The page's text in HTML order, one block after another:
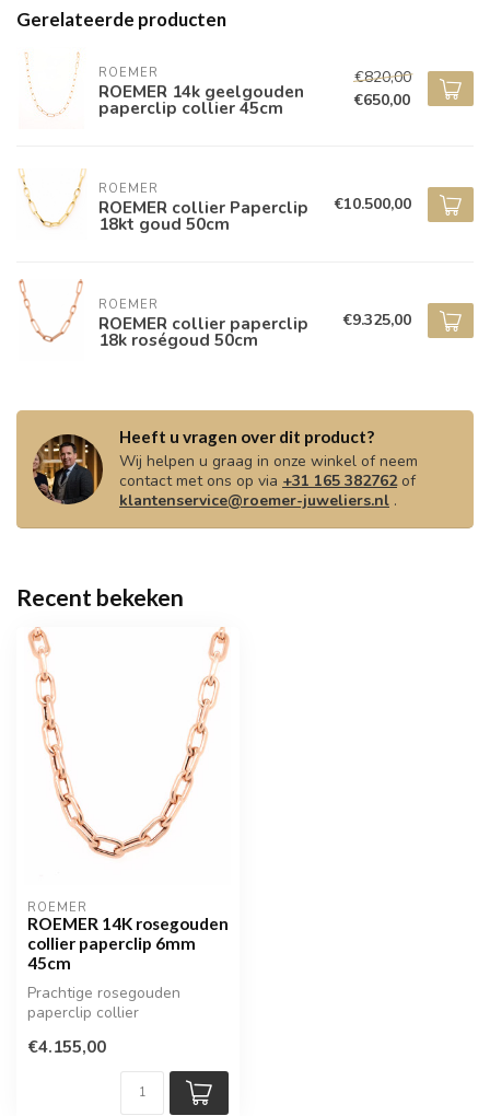
Gerelateerde producten
ROEMER
ROEMER 14k geelgouden
paperclip collier 45cm
€820,00
€650,00
ROEMER
ROEMER collier Paperclip
18kt goud 50cm
€10.500,00
ROEMER
ROEMER collier paperclip
18k roségoud 50cm
€9.325,00
Heeft u vragen over dit product?
Wij helpen u graag in onze winkel of neem
contact met ons op via +31 165 382762of
klantenservice@roemer-juweliers.nl .
Recent bekeken
ROEMER
ROEMER 14K rosegouden
collier paperclip 6mm
45cm
Prachtige rosegouden
paperclip collier
€4.155,00